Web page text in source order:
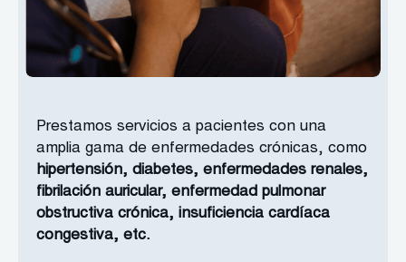
Prestamos servicios a pacientes con una
amplia gama de enfermedades crónicas, como
hipertensión, diabetes, enfermedades renales,
fibrilación auricular, enfermedad pulmonar
obstructiva crónica, insuficiencia cardíaca
congestiva, etc.